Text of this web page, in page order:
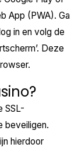
App (PWA). Ga
in en volg de
Deze
SSL-
beveiligen.
hierdoor